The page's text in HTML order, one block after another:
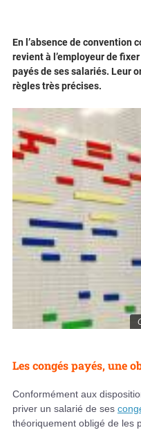
En l’absence de convention
revient à l’employeur de
payés de ses salariés. Leur
règles très précises.
Les congés payés, une
Conformément aux
priver un salarié de ses
théoriquement obligé de les